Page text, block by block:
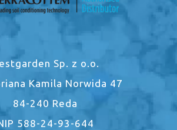
Sp. z o.o.
Kamila Norwida 47
84-240 Reda
588-24-93-644